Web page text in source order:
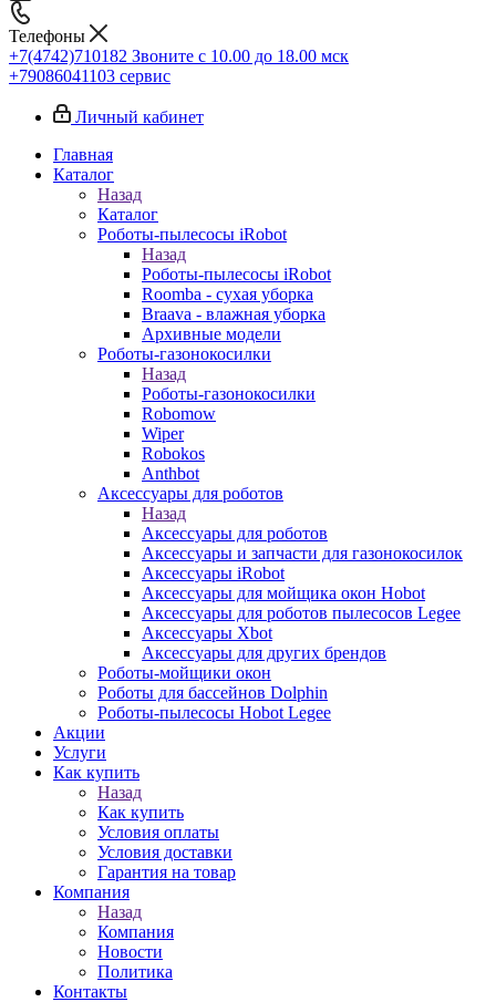
Телефоны
+7(4742)710182 Звоните с 10.00 до 18.00 мск
+79086041103 сервис
Личный кабинет
Главная
Каталог
Назад
Каталог
Роботы-пылесосы iRobot
Назад
Роботы-пылесосы iRobot
Roomba - сухая уборка
Braava - влажная уборка
Архивные модели
Роботы-газонокосилки
Назад
Роботы-газонокосилки
Robomow
Wiper
Robokos
Anthbot
Аксессуары для роботов
Назад
Аксессуары для роботов
Аксессуары и запчасти для газонокосилок
Аксессуары iRobot
Аксессуары для мойщика окон Hobot
Аксессуары для роботов пылесосов Legee
Аксессуары Xbot
Аксессуары для других брендов
Роботы-мойщики окон
Роботы для бассейнов Dolphin
Роботы-пылесосы Hobot Legee
Акции
Услуги
Как купить
Назад
Как купить
Условия оплаты
Условия доставки
Гарантия на товар
Компания
Назад
Компания
Новости
Политика
Контакты